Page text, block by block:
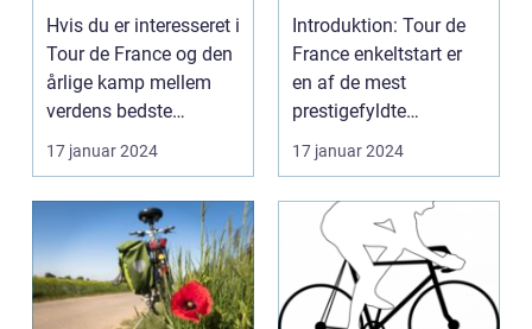
om point
Hvis du er interesseret i
Tour de France og den
årlige kamp mellem
verdens bedste
cykelryttere, har ...
17 januar 2024
analyse af den
ultimative test af
rytteres
individuelle
formåen
Introduktion: Tour de
France enkeltstart er
en af de mest
prestigefyldte
discipliner inden for
prof...
17 januar 2024